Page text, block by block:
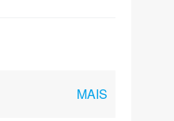
MAIS